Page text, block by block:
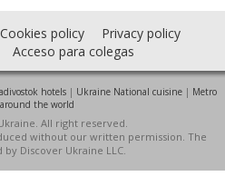
Cookies policy
Privacy policy
Acceso para colegas
hotels| Ukraine National cuisine| Metro
the world
All right reserved.
without our written permission. The
Discover Ukraine LLC.